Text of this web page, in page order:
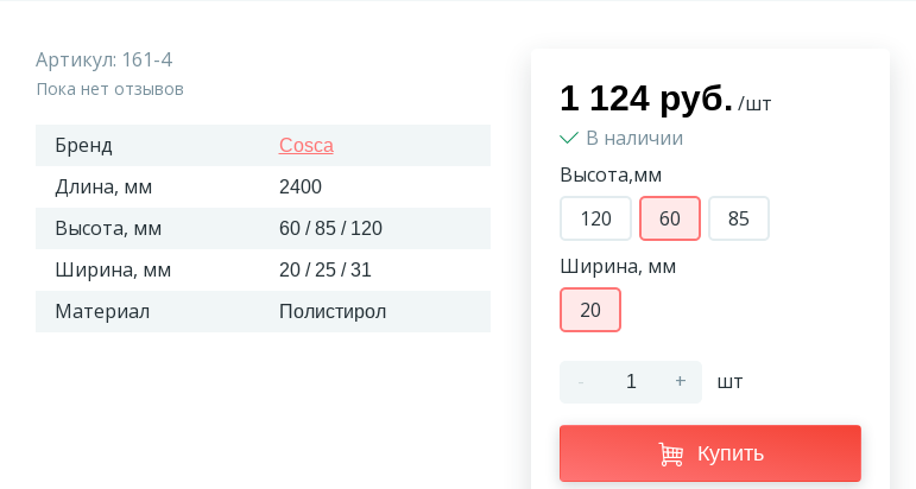
Артикул: 161-4
Пока нет отзывов
Бренд Cosca
Длина, мм 2400
Высота, мм 60 / 85 / 120
Ширина, мм 20 / 25 / 31
Материал Полистирол
1 124 руб. /шт
В наличии
Высота,мм
120
60
85
Ширина, мм
20
- + шт
Купить